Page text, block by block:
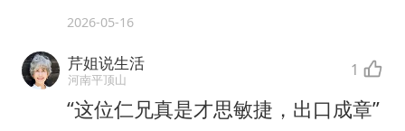
2026-05-16
芹姐说生活
河南平顶山 1
“这位仁兄真是才思敏捷，出口成章”